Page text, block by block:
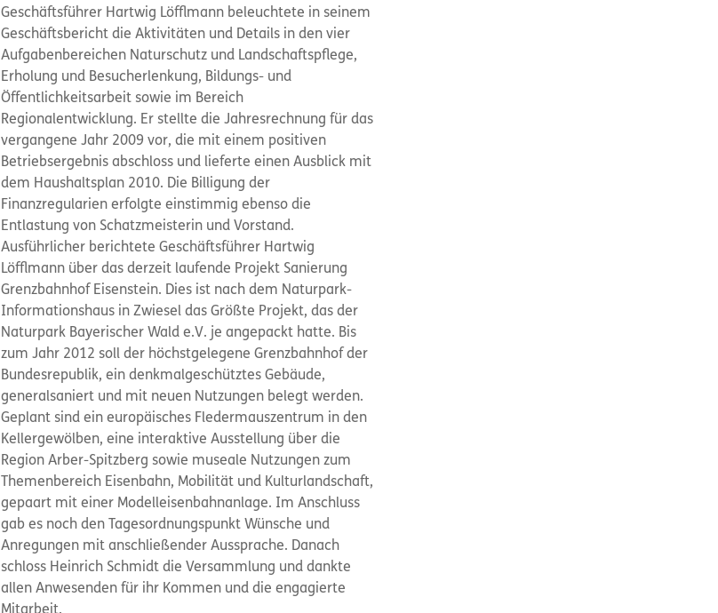
Geschäftsführer Hartwig Löfflmann beleuchtete in seinem
Geschäftsbericht die Aktivitäten und Details in den vier
Aufgabenbereichen Naturschutz und Landschaftspflege,
Erholung und Besucherlenkung, Bildungs- und
Öffentlichkeitsarbeit sowie im Bereich
Regionalentwicklung. Er stellte die Jahresrechnung für das
vergangene Jahr 2009 vor, die mit einem positiven
Betriebsergebnis abschloss und lieferte einen Ausblick mit
dem Haushaltsplan 2010. Die Billigung der
Finanzregularien erfolgte einstimmig ebenso die
Entlastung von Schatzmeisterin und Vorstand.
Ausführlicher berichtete Geschäftsführer Hartwig
Löfflmann über das derzeit laufende Projekt Sanierung
Grenzbahnhof Eisenstein. Dies ist nach dem Naturpark-
Informationshaus in Zwiesel das Größte Projekt, das der
Naturpark Bayerischer Wald e.V. je angepackt hatte. Bis
zum Jahr 2012 soll der höchstgelegene Grenzbahnhof der
Bundesrepublik, ein denkmalgeschütztes Gebäude,
generalsaniert und mit neuen Nutzungen belegt werden.
Geplant sind ein europäisches Fledermauszentrum in den
Kellergewölben, eine interaktive Ausstellung über die
Region Arber-Spitzberg sowie museale Nutzungen zum
Themenbereich Eisenbahn, Mobilität und Kulturlandschaft,
gepaart mit einer Modelleisenbahnanlage. Im Anschluss
gab es noch den Tagesordnungspunkt Wünsche und
Anregungen mit anschließender Aussprache. Danach
schloss Heinrich Schmidt die Versammlung und dankte
allen Anwesenden für ihr Kommen und die engagierte